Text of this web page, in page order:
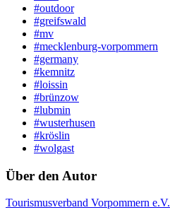
#outdoor
#greifswald
#mv
#mecklenburg-vorpommern
#germany
#kemnitz
#loissin
#brünzow
#lubmin
#wusterhusen
#kröslin
#wolgast
Über den Autor
Tourismusverband Vorpommern e.V.